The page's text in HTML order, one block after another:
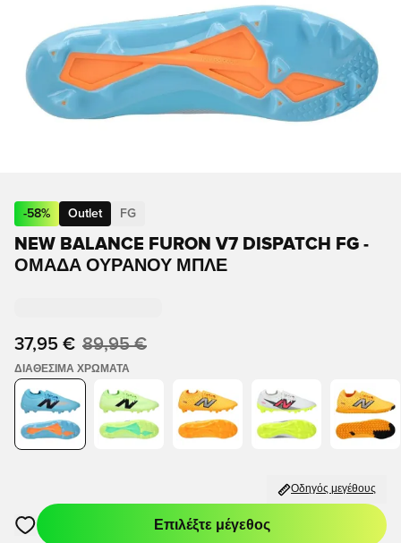
-58% Outlet FG
NEW BALANCE FURON V7 DISPATCH FG -
ΟΜΆΔΑ ΟΥΡΑΝΟΎ ΜΠΛΕ
37,95 € 89,95 €
ΔΙΑΘΈΣΙΜΑ ΧΡΏΜΑΤΑ
Οδηγός μεγέθους
Ανοίγει ένα Modal για να συνδεθείτε ή να εγγραφείτε ως
Επιλέξτε μέγεθος